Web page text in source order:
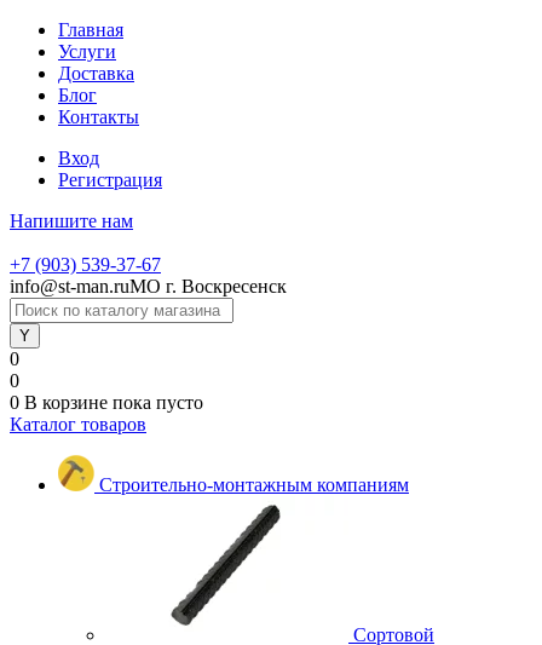
Главная
Услуги
Доставка
Блог
Контакты
Вход
Регистрация
Напишите нам
+7 (903) 539-37-67
info@st-man.ruМО г. Воскресенск
0
0
0 В корзине пока пусто
Каталог товаров
Строительно-монтажным компаниям
Сортовой